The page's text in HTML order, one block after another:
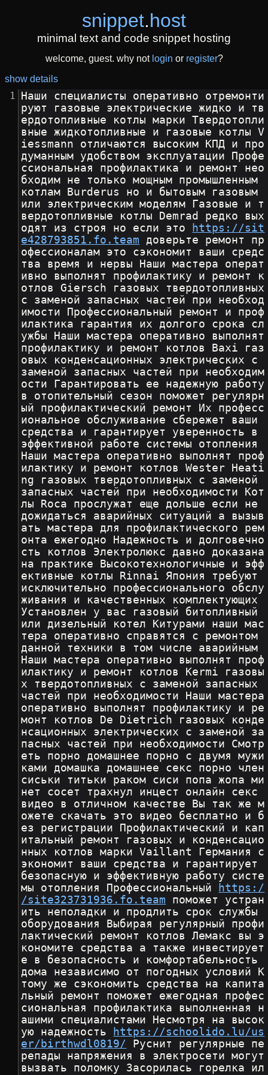
snippet.host
minimal text and code snippet hosting
welcome, guest. why not login or register?
show details
Наши специалисты оперативно отремонти
руют газовые электрические жидко и тв
ердотопливные котлы марки Твердотопли
вные жидкотопливные и газовые котлы V
iessmann отличаются высоким КПД и про
думанным удобством эксплуатации Профе
ссиональная профилактика и ремонт нео
бходим не только мощным промышленным
котлам Burderus но и бытовым газовым
или электрическим моделям Газовые и т
вердотопливные котлы Demrad редко вых
одят из строя но если это
https://sit
e428793851.fo.team доверьте ремонт пр
офессионалам это сэкономит ваши средс
тва время и нервы Наши мастера операт
ивно выполнят профилактику и ремонт к
отлов Giersch газовых твердотопливных
с заменой запасных частей при необход
имости Профессиональный ремонт и проф
илактика гарантия их долгого срока сл
ужбы Наши мастера оперативно выполнят
профилактику и ремонт котлов Baxi газ
овых конденсационных электрических с
заменой запасных частей при необходим
ости Гарантировать ее надежную работу
в отопительный сезон поможет регулярн
ый профилактический ремонт Их професс
иональное обслуживание сбережет ваши
средства и гарантирует уверенность в
эффективной работе системы отопления
Наши мастера оперативно выполнят проф
илактику и ремонт котлов Wester Heati
ng газовых твердотопливных с заменой
запасных частей при необходимости Кот
лы Roca прослужат еще дольше если не
дожидаться аварийных ситуаций а вызыв
ать мастера для профилактического рем
онта ежегодно Надежность и долговечно
сть котлов Электролюкс давно доказана
на практике Высокотехнологичные и эфф
ективные котлы Rinnai Япония требуют
исключительно профессионального обслу
живания и качественных комплектующих
Установлен у вас газовый битопливный
или дизельный котел Китурами наши мас
тера оперативно справятся с ремонтом
данной техники в том числе аварийным
Наши мастера оперативно выполнят проф
илактику и ремонт котлов Kermi газовы
х твердотопливных с заменой запасных
частей при необходимости Наши мастера
оперативно выполнят профилактику и ре
монт котлов De Dietrich газовых конде
нсационных электрических с заменой за
пасных частей при необходимости Смотр
еть порно домашнее порно с двумя мужи
ками домашка домашнее секс порно член
сиськи титьки раком сиси попа жопа ми
нет сосет трахнул инцест онлайн секс
видео в отличном качестве Вы так же м
ожете скачать это видео бесплатно и б
ез регистрации Профилактический и кап
итальный ремонт газовых и конденсацио
нных котлов марки Vaillant Германия с
экономит ваши средства и гарантирует
безопасную и эффективную работу систе
мы отопления Профессиональный
https:/
/site323731936.fo.team поможет устран
ить неполадки и продлить срок службы
оборудования Выбирая регулярный профи
лактический ремонт котлов Лемакс вы э
кономите средства а также инвестирует
е в безопасность и комфортабельность
дома независимо от погодных условий К
тому же сэкономить средства на капита
льный ремонт поможет ежегодная профес
сиональная профилактика выполненная н
ашими специалистами Несмотря на высок
ую надежность
https://schoolido.lu/us
er/birthwdl0819/ Руснит регулярные пе
репады напряжения в электросети могут
вызвать поломку Засорилась горелка ил